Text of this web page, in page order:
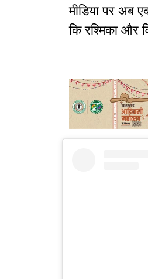
मीडिया पर अब
कि रश्मिका और